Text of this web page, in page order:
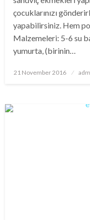
çocuklarınızı
yapabilirsiniz. Hem
Malzemeleri: 5-6 su
yumurta, (birinin…
Posted
21 November 2016